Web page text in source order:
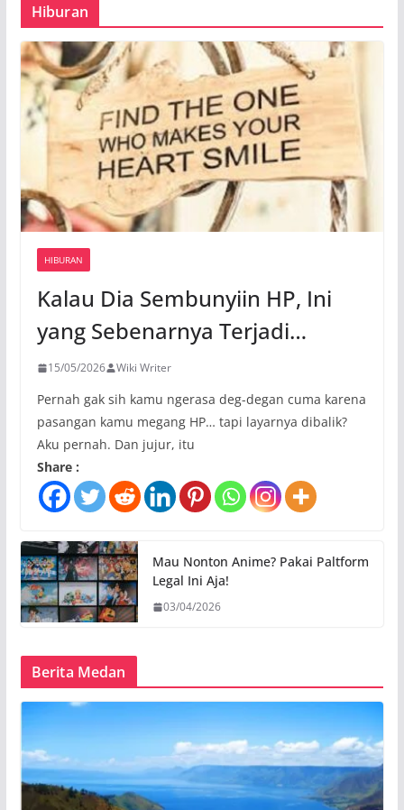
Hiburan
HIBURAN
Kalau Dia Sembunyiin HP, Ini
yang Sebenarnya Terjadi…
15/05/2026 Wiki Writer
Pernah gak sih kamu ngerasa deg-degan cuma karena
pasangan kamu megang HP… tapi layarnya dibalik?
Aku pernah. Dan jujur, itu
Share :
Mau Nonton Anime? Pakai Paltform
Legal Ini Aja!
03/04/2026
Berita Medan